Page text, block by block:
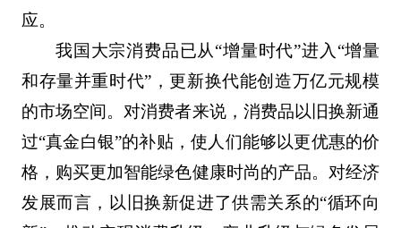
应。
我国大宗消费品已从“增量时代”进入“增量
和存量并重时代”，更新换代能创造万亿元规模
的市场空间。对消费者来说，消费品以旧换新通
过“真金白银”的补贴，使人们能够以更优惠的价
格，购买更加智能绿色健康时尚的产品。对经济
发展而言，以旧换新促进了供需关系的“循环向